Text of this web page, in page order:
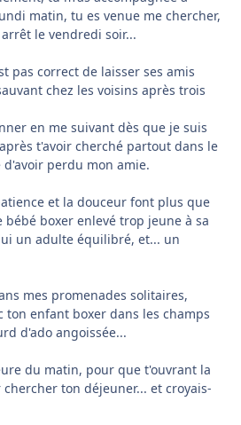
matin, tu es venue me chercher,
le vendredi soir...
pas correct de laisser ses amis
chez les voisins après trois
en me suivant dès que je suis
t'avoir cherché partout dans le
perdu mon amie.
et la douceur font plus que
boxer enlevé trop jeune à sa
un adulte équilibré, et... un
mes promenades solitaires,
ton enfant boxer dans les champs
d'ado angoissée...
du matin, pour que t'ouvrant la
ton déjeuner... et croyais-